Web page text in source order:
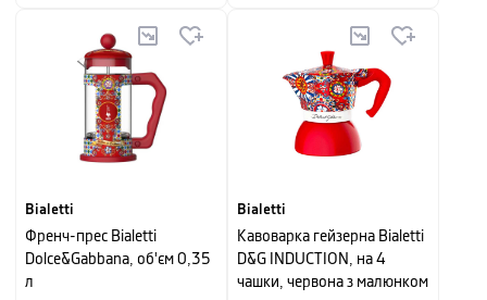
Bialetti
Френч-прес Bialetti
Dolce&Gabbana, об'єм 0,35
л
Bialetti
Кавоварка гейзерна Bialetti
D&G INDUCTION, на 4
чашки, червона з малюнком